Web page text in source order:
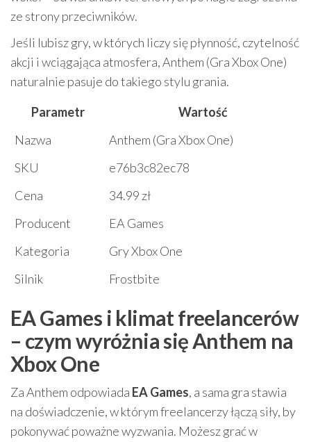
ze strony przeciwników.
Jeśli lubisz gry, w których liczy się płynność, czytelność
akcji i wciągająca atmosfera, Anthem (Gra Xbox One)
naturalnie pasuje do takiego stylu grania.
Parametr
Wartość
Nazwa
Anthem (Gra Xbox One)
SKU
e76b3c82ec78
Cena
34.99 zł
Producent
EA Games
Kategoria
Gry Xbox One
Silnik
Frostbite
EA Games i klimat freelancerów
– czym wyróżnia się Anthem na
Xbox One
Za Anthem odpowiada EA Games, a sama gra stawia
na doświadczenie, w którym freelancerzy łączą siły, by
pokonywać poważne wyzwania. Możesz grać w